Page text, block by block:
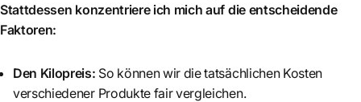
Stattdessen konzentriere ich mich auf die entscheidende
Faktoren:
Den Kilopreis: So können wir die tatsächlichen Kosten
verschiedener Produkte fair vergleichen.